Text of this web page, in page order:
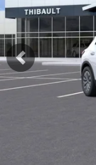
Précédent